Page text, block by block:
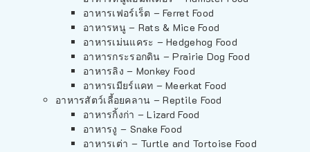
อาหารเฟอร์เร็ต – Ferret Food
อาหารหนู – Rats & Mice Food
อาหารเม่นแคระ – Hedgehog Food
อาหารกระรอกดิน – Prairie Dog Food
อาหารลิง – Monkey Food
อาหารเมียร์แคท – Meerkat Food
อาหารสัตว์เลี้อยคลาน – Reptile Food
อาหารกิ้งก่า – Lizard Food
อาหารงู – Snake Food
อาหารเต่า – Turtle and Tortoise Food